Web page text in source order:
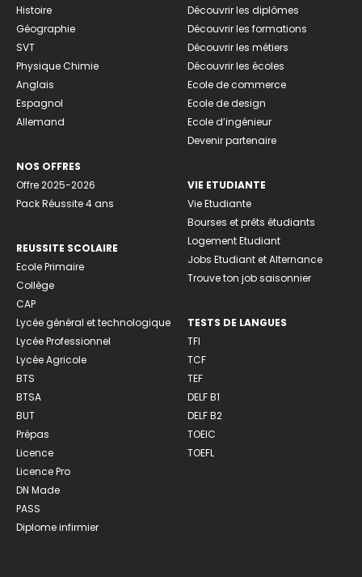
Histoire
Géographie
SVT
Physique Chimie
Anglais
Espagnol
Allemand
NOS OFFRES
Offre 2025-2026
Pack Réussite 4 ans
REUSSITE SCOLAIRE
Ecole Primaire
Collège
CAP
Lycée général et technologique
Lycée Professionnel
Lycée Agricole
BTS
BTSA
BUT
Prépas
Licence
Licence Pro
DN Made
PASS
Diplome infirmier
Découvrir les diplômes
Découvrir les formations
Découvrir les métiers
Découvrir les écoles
Ecole de commerce
Ecole de design
Ecole d’ingénieur
Devenir partenaire
VIE ETUDIANTE
Vie Etudiante
Bourses et prêts étudiants
Logement Etudiant
Jobs Etudiant et Alternance
Trouve ton job saisonnier
TESTS DE LANGUES
TFI
TCF
TEF
DELF B1
DELF B2
TOEIC
TOEFL